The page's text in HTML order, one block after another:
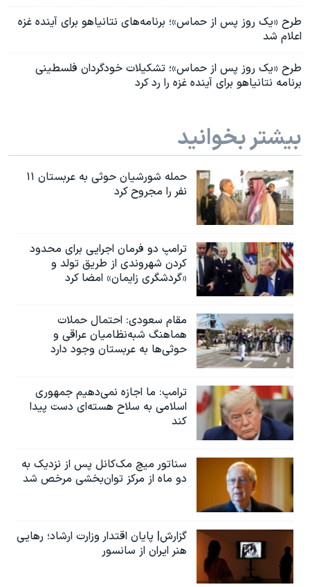
طرح «یک روز پس از حماس»؛ برنامه‌های نتانیاهو برای آینده غزه
اعلام شد
طرح «یک روز پس از حماس»؛ تشکیلات خودگردان فلسطینی
برنامه‌ نتانیاهو برای آینده غزه را رد کرد
بیشتر بخوانید
حمله شورشیان حوثی به عربستان ۱۱
نفر را مجروح کرد
ترامپ دو فرمان اجرایی برای محدود
کردن شهروندی از طریق تولد و
«گردشگری زایمان» امضا کرد
مقام سعودی: احتمال حملات
هماهنگ شبه‌نظامیان عراقی و
حوثی‌ها به عربستان وجود دارد
ترامپ: ما اجازه نمی‌دهیم جمهوری
اسلامی به سلاح هسته‌ای دست پیدا
کند
سناتور میچ مک‌کانل پس از نزدیک به
دو ماه از مرکز توان‌بخشی مرخص شد
گزارش| پایان اقتدار وزارت ارشاد؛ رهایی
هنر ایران از سانسور